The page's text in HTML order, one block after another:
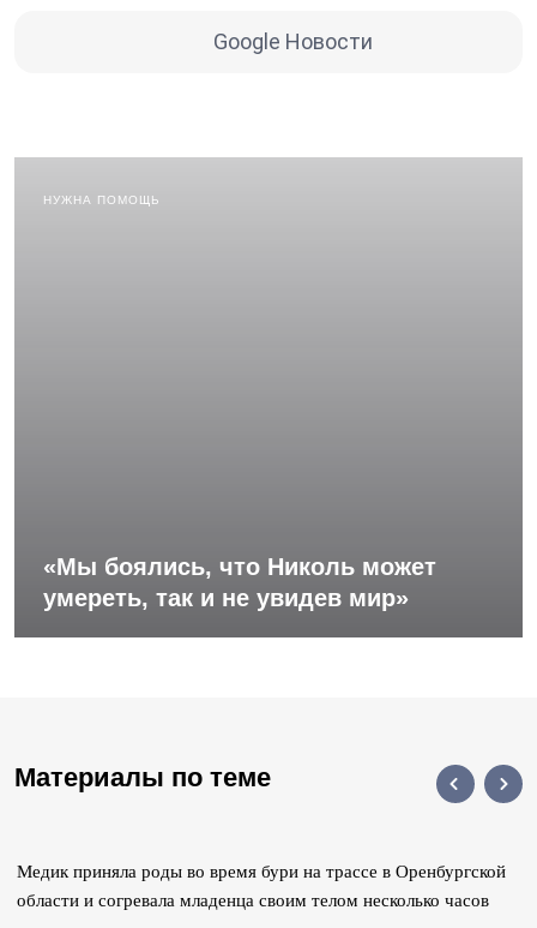
Google Новости
НУЖНА ПОМОЩЬ
«Мы боялись, что Николь может
умереть, так и не увидев мир»
Материалы по теме
Медик приняла роды во время бури на трассе в Оренбургской
области и согревала младенца своим телом несколько часов